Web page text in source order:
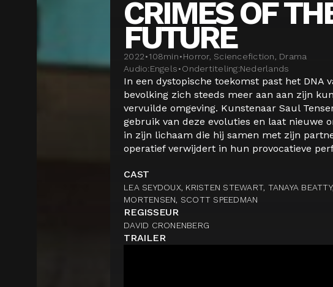
CRIMES OF
FUTURE
2022•108min•Horror, Sciencefiction, Drama
Audio:Engels•Ondertiteling:Nederlands
In een dystopische toekomst past het DNA
bevolking zich steeds meer aan aan zijn
vervuilde omgeving. Kunstenaar Saul
gebruik van deze evoluties en laat nieuwe
in zijn lichaam die hij samen met zijn
operatief verwijdert in hun provocatieve
CAST
LEA SEYDOUX, KRISTEN STEWART, TANAYA
MORTENSEN, SCOTT SPEEDMAN
REGISSEUR
DAVID CRONENBERG
TRAILER